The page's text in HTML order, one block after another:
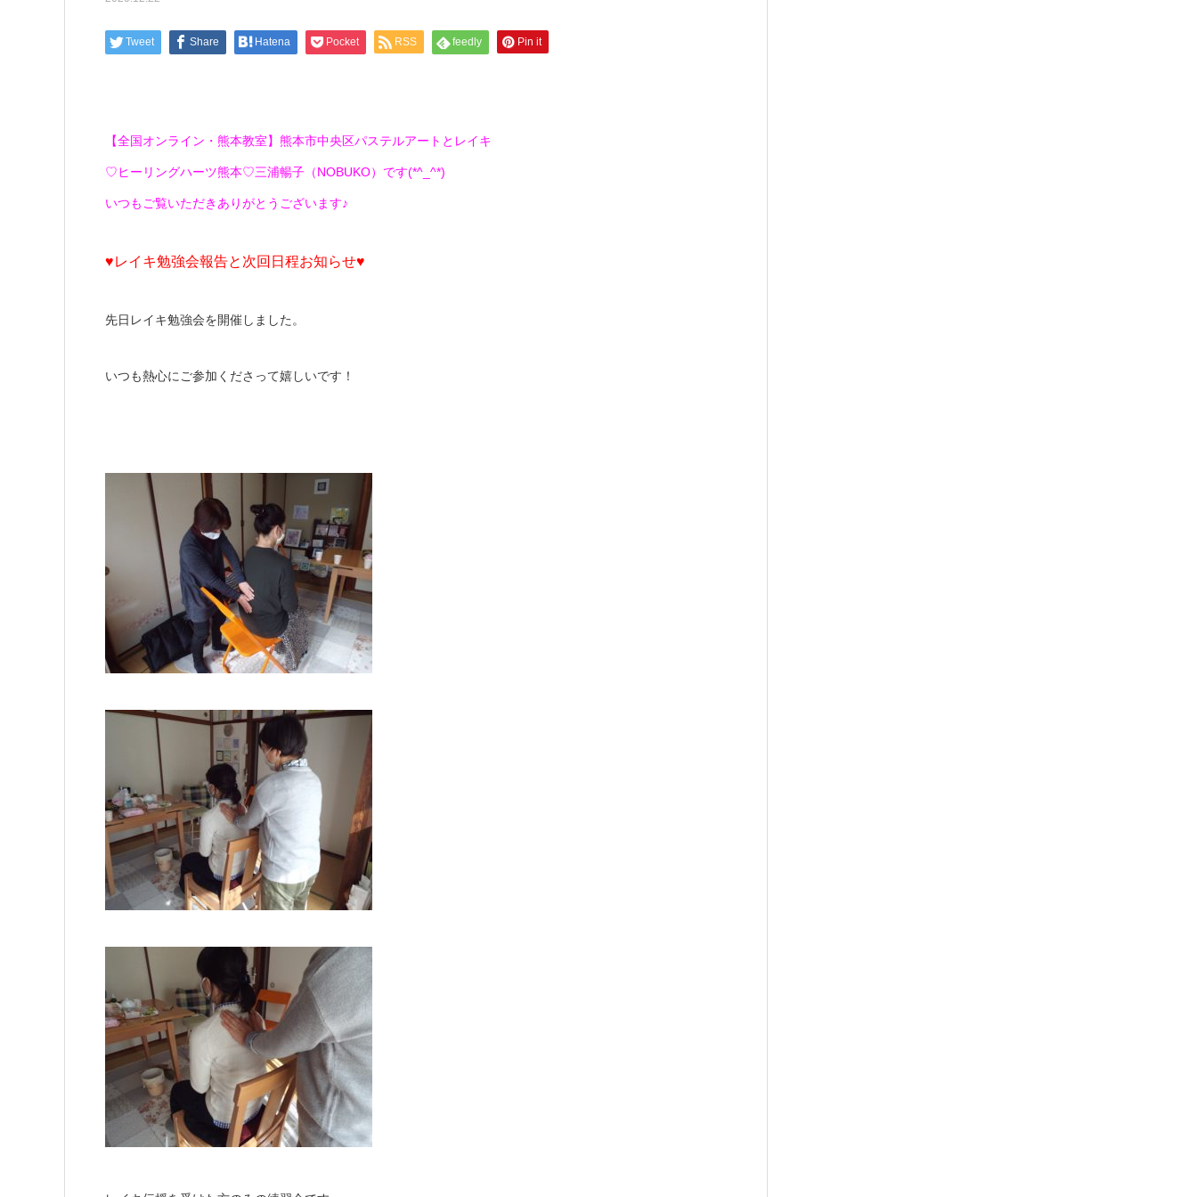
Tweet Share Hatena Pocket RSS feedly Pin it
【全国オンライン・熊本教室】熊本市中央区パステルアートとレイキ
♡ヒーリングハーツ熊本♡三浦暢子（NOBUKO）です(*^_^*)
いつもご覧いただきありがとうございます♪
♥レイキ勉強会報告と次回日程お知らせ♥
先日レイキ勉強会を開催しました。
いつも熱心にご参加くださって嬉しいです！